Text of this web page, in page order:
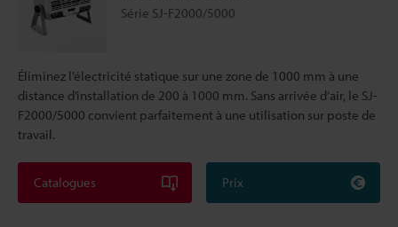
Série SJ-F2000/5000
Éliminez l’électricité statique sur une zone de 1000 mm à une
distance d’installation de 200 à 1000 mm. Sans arrivée d’air, le SJ-
F2000/5000 convient parfaitement à une utilisation sur poste de
travail.
Catalogues Prix